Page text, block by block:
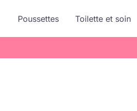
Poussettes Toilette et soin